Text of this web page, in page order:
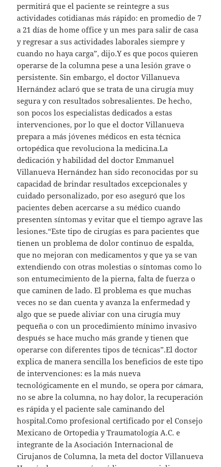
permitirá que el paciente se reintegre a sus
actividades cotidianas más rápido: en promedio de 7
a 21 días de home office y un mes para salir de casa
y regresar a sus actividades laborales siempre y
cuando no haya carga”, dijo.Y es que pocos quieren
operarse de la columna pese a una lesión grave o
persistente. Sin embargo, el doctor Villanueva
Hernández aclaró que se trata de una cirugía muy
segura y con resultados sobresalientes. De hecho,
son pocos los especialistas dedicados a estas
intervenciones, por lo que el doctor Villanueva
prepara a más jóvenes médicos en esta técnica
ortopédica que revoluciona la medicina.La
dedicación y habilidad del doctor Emmanuel
Villanueva Hernández han sido reconocidas por su
capacidad de brindar resultados excepcionales y
cuidado personalizado, por eso aseguró que los
pacientes deben acercarse a su médico cuando
presenten síntomas y evitar que el tiempo agrave las
lesiones.“Este tipo de cirugías es para pacientes que
tienen un problema de dolor continuo de espalda,
que no mejoran con medicamentos y que ya se van
extendiendo con otras molestias o síntomas como lo
son entumecimiento de la pierna, falta de fuerza o
que caminen de lado. El problema es que muchas
veces no se dan cuenta y avanza la enfermedad y
algo que se puede aliviar con una cirugía muy
pequeña o con un procedimiento mínimo invasivo
después se hace mucho más grande y tienen que
operarse con diferentes tipos de técnicas”.El doctor
explica de manera sencilla los beneficios de este tipo
de intervenciones: es la más nueva
tecnológicamente en el mundo, se opera por cámara,
no se abre la columna, no hay dolor, la recuperación
es rápida y el paciente sale caminando del
hospital.Como profesional certificado por el Consejo
Mexicano de Ortopedia y Traumatología A.C. e
integrante de la Asociación Internacional de
Cirujanos de Columna, la meta del doctor Villanueva